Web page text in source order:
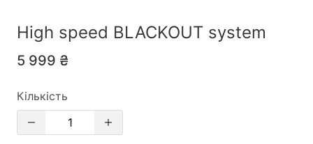
High speed BLACKOUT system
5 999 ₴
Кількість